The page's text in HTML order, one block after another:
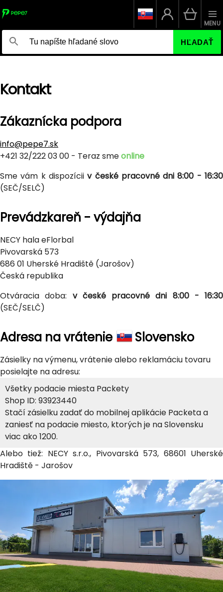
HĽADAŤ
MENU
Kontakt
Zákaznícka podpora
info@pepe7.sk
+421 32/222 03 00 - Teraz smeonline
Sme vám k dispozíciiv české pracovné dni 8:00 - 16:30
(SEČ/SELČ)
Prevádzkareň - výdajňa
NECY hala eFlorbal
Pivovarská 573
686 01 Uherské Hradiště (Jarošov)
Česká republika
Otváracia doba: v české pracovné dni 8:00 - 16:30
(SEČ/SELČ)
Adresa na vrátenie Slovensko
Zásielky na výmenu, vrátenie alebo reklamáciu tovaru
posielajte na adresu:
Všetky podacie miesta Packety
Shop ID: 93923440
Stačí zásielku zadať do mobilnej aplikácie Packeta a
zaniesť na podacie miesto, ktorých je na Slovensku
viac ako 1200.
Alebo tiež: NECY s.r.o., Pivovarská 573, 68601 Uherské
Hradiště - Jarošov